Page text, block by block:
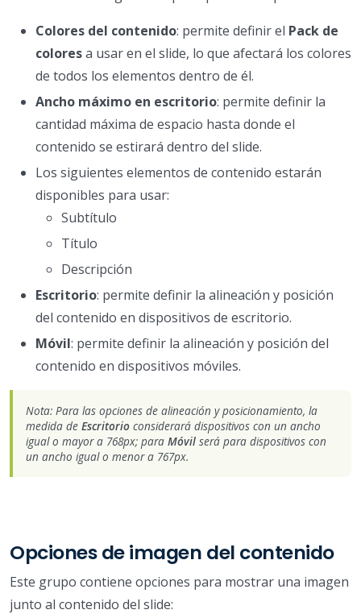
Colores del contenido: permite definir el Pack de
coloresa usar en el slide, lo que afectará los colores
de todos los elementos dentro de él.
Ancho máximo en escritorio: permite definir la
cantidad máxima de espacio hasta donde el
contenido se estirará dentro del slide.
Los siguientes elementos de contenido estarán
disponibles para usar:
Subtítulo
Título
Descripción
Escritorio: permite definir la alineación y posición
del contenido en dispositivos de escritorio.
Móvil: permite definir la alineación y posición del
contenido en dispositivos móviles.
Nota: Para las opciones de alineación y posicionamiento, la
medida de Escritorio considerará dispositivos con un ancho
igual o mayor a 768px; para Móvil será para dispositivos con
un ancho igual o menor a 767px.
Opciones de imagen del contenido
Este grupo contiene opciones para mostrar una imagen
junto al contenido del slide: